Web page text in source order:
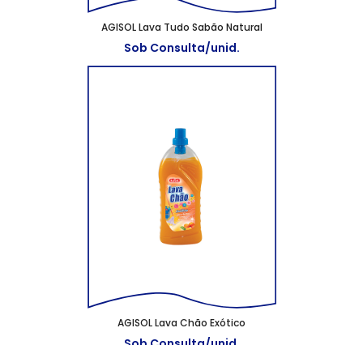
AGISOL Lava Tudo Sabão Natural
Sob Consulta/unid.
AGISOL Lava Chão Exótico